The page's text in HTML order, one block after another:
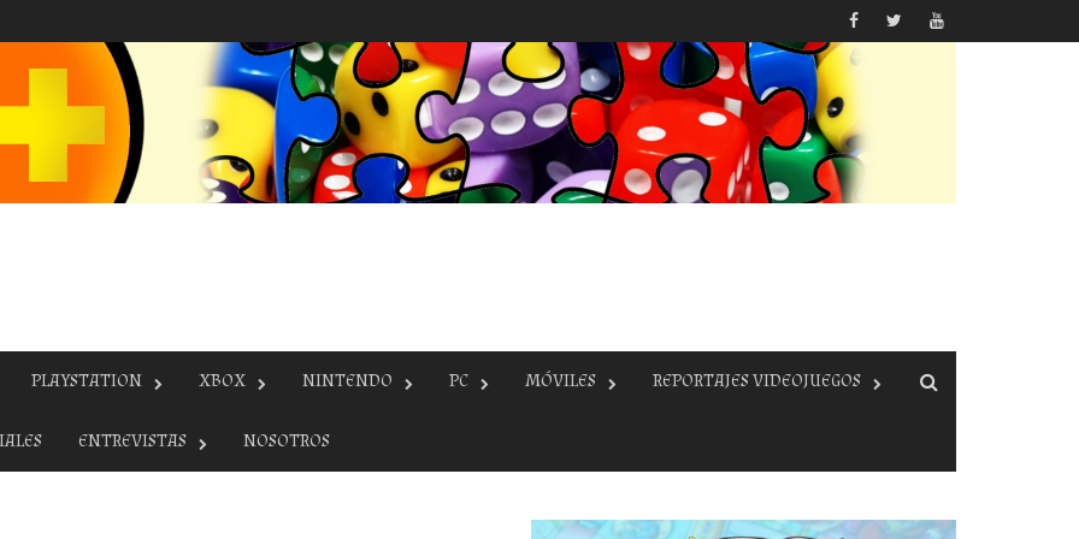
PLAYSTATION XBOX NINTENDO PC MÓVILES REPORTAJES VIDEOJUEGOS
ENTREVISTAS NOSOTROS